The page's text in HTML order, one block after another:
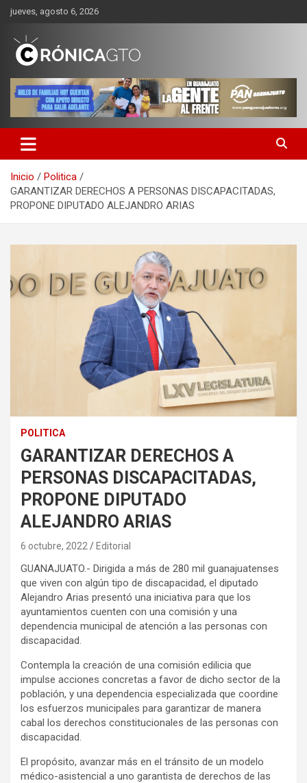
Saltar
contenido
jueves, agosto 6, 2026
CRONICA GUANAJUATO
Inicio
Politica
GARANTIZAR DERECHOS A PERSONAS DISCAPACITADAS,
PROPONE DIPUTADO ALEJANDRO ARIAS
POLITICA
GARANTIZAR DERECHOS A
PERSONAS DISCAPACITADAS,
PROPONE DIPUTADO
ALEJANDRO ARIAS
6 octubre, 2022 Editorial
GUANAJUATO.- Dirigida a más de 280 mil guanajuatenses
que viven con algún tipo de discapacidad, el diputado
Alejandro Arias presentó una iniciativa para que los
ayuntamientos cuenten con una comisión y una
dependencia municipal de atención a las personas con
discapacidad.
Contempla la creación de una comisión edilicia que
impulse acciones concretas a favor de dicho sector de la
población, y una dependencia especializada que coordine
los esfuerzos municipales para garantizar de manera
cabal los derechos constitucionales de las personas con
discapacidad.
El propósito, avanzar más en el tránsito de un modelo
médico-asistencial a uno garantista de derechos de las